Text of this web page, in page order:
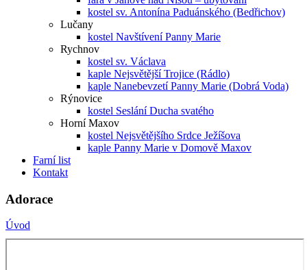
kostel sv. Antonína Paduánského (Bedřichov)
Lučany
kostel Navštívení Panny Marie
Rychnov
kostel sv. Václava
kaple Nejsvětější Trojice (Rádlo)
kaple Nanebevzetí Panny Marie (Dobrá Voda)
Rýnovice
kostel Seslání Ducha svatého
Horní Maxov
kostel Nejsvětějšího Srdce Ježíšova
kaple Panny Marie v Domově Maxov
Farní list
Kontakt
Adorace
Úvod